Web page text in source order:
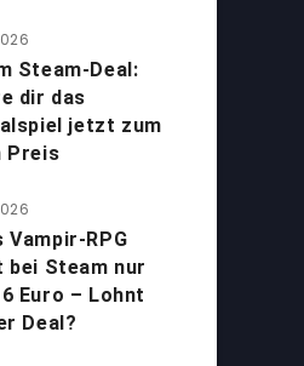
Steam-Deal:
dir das
jetzt zum
Preis
Vampir-RPG
bei Steam nur
Euro – Lohnt
Deal?